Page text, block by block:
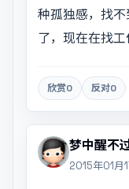
种孤独感，找
了，现在在找工
欣赏0 反对0
梦中醒不
2015年01月